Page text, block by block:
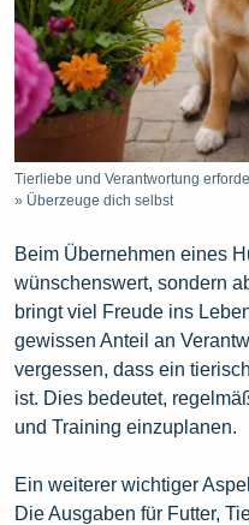
Tierliebe und Verantwortung
» Überzeuge dich selbst
Beim Übernehmen eines
wünschenswert, sondern
bringt viel Freude ins
gewissen Anteil an
vergessen, dass ein
ist. Dies bedeutet,
und Training einzuplanen.
Ein weiterer wichtiger
Die Ausgaben für Futter,